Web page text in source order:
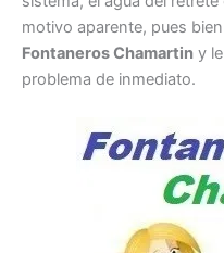
motivo aparente, pues
Fontaneros Chamartin y
problema de inmediato.